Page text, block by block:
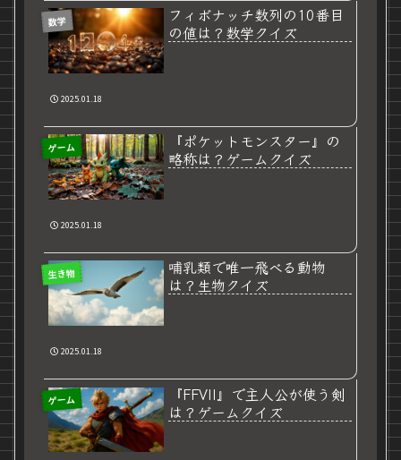
数学
フィボナッチ数列の10番目
の値は？数学クイズ
2025.01.18
ゲーム
『ポケットモンスター』の
略称は？ゲームクイズ
2025.01.18
生き物
哺乳類で唯一飛べる動物
は？生物クイズ
2025.01.18
ゲーム
『FFVII』で主人公が使う剣
は？ゲームクイズ